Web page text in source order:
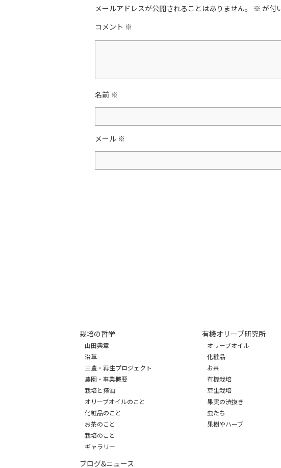
b
o
o
メールアドレスが公開されることはありません。 ※ が付
コメント ※
名前 ※
メール ※
栽培の哲学
山田典章
沿革
三豊・再生プロジェクト
農園・事業概要
栽培と搾油
オリーブオイルのこと
化粧品のこと
お茶のこと
栽培のこと
ギャラリー
ブログ&ニュース
有機オリーブ研究所
オリーブオイル
化粧品
お茶
有機栽培
草生栽培
果実の渋抜き
虫たち
果樹やハーブ